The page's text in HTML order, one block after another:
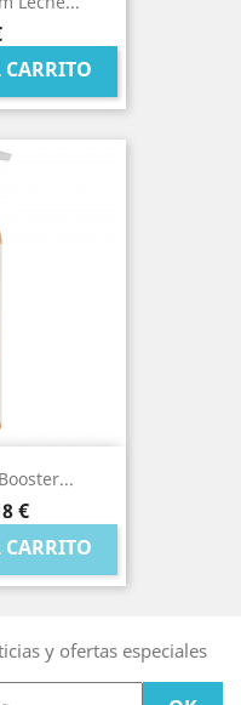
€
y ofertas especiales